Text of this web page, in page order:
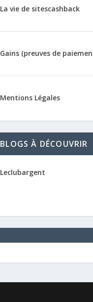
La vie de sitescashback
Gains (preuves de
Mentions Légales
BLOGS À DÉCOUVRIR
Leclubargent